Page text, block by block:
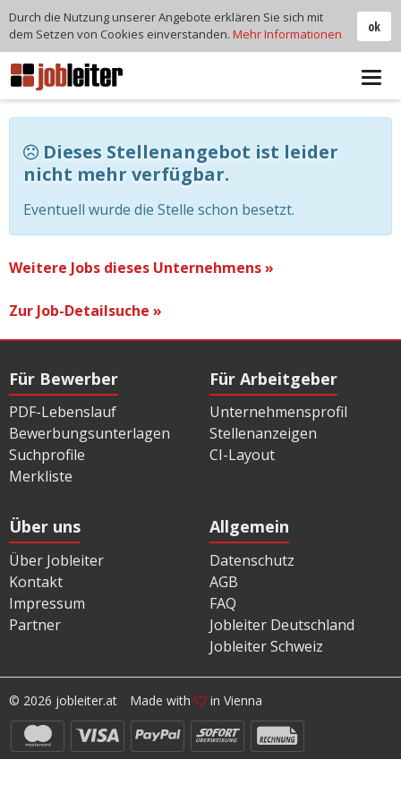
Dieses Stellenangebot ist leider
nicht mehr verfügbar.
Eventuell wurde die Stelle schon besetzt.
Weitere Jobs dieses Unternehmens »
Zur Job-Detailsuche »
Für Bewerber
PDF-Lebenslauf
Bewerbungsunterlagen
Suchprofile
Merkliste
Für Arbeitgeber
Unternehmensprofil
Stellenanzeigen
CI-Layout
Über uns
Über Jobleiter
Kontakt
Impressum
Partner
Allgemein
Datenschutz
AGB
FAQ
Jobleiter Deutschland
Jobleiter Schweiz
© 2026 jobleiter.at Made with in Vienna
ok
Durch die Nutzung unserer Angebote erklären Sie sich mit
dem Setzen von Cookies einverstanden. Mehr Informationen